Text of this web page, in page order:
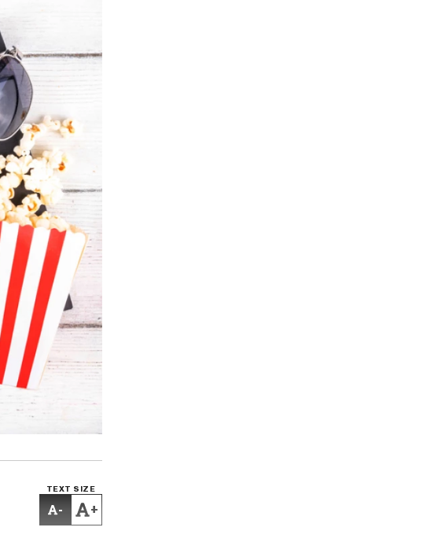
TEXT SIZE
- +